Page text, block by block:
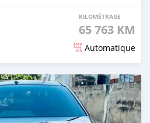
KILOMÉTRAGE
65 763 KM
Automatique